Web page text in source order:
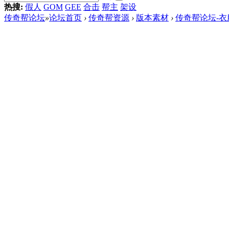
热搜: 假人 GOM GEE 合击 帮主 架设
传奇帮论坛»论坛首页 › 传奇帮资源 › 版本素材 › 传奇帮论坛-衣